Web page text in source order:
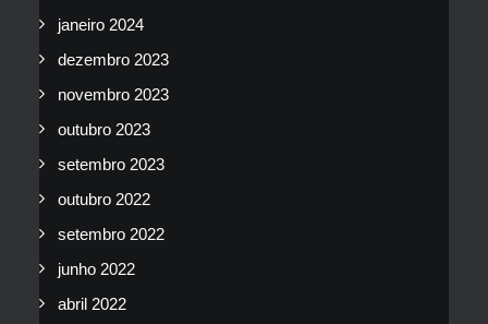
janeiro 2024
dezembro 2023
novembro 2023
outubro 2023
setembro 2023
outubro 2022
setembro 2022
junho 2022
abril 2022